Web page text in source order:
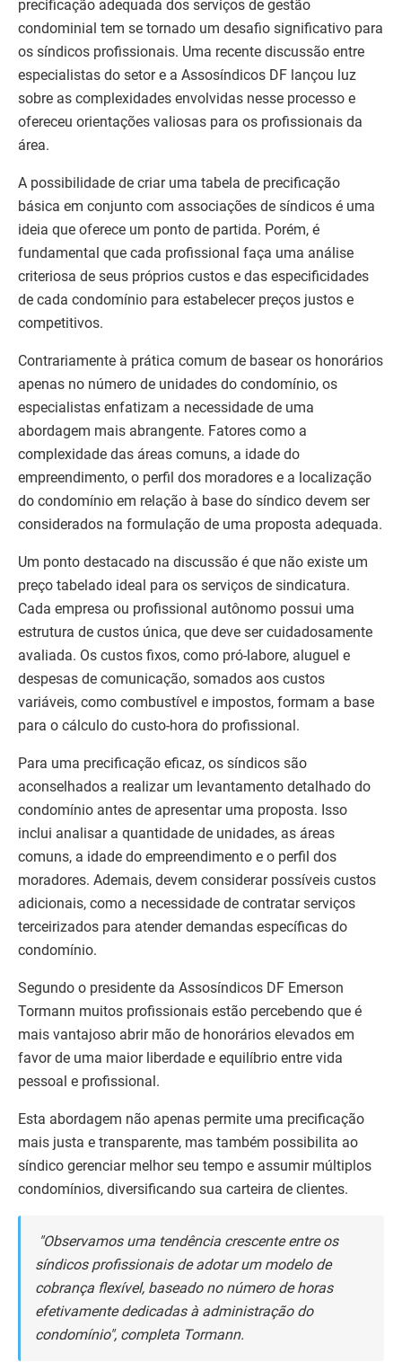
precificação adequada dos serviços de gestão
condominial tem se tornado um desafio significativo para
os síndicos profissionais. Uma recente discussão entre
especialistas do setor e a Assosíndicos DF lançou luz
sobre as complexidades envolvidas nesse processo e
ofereceu orientações valiosas para os profissionais da
área.
A possibilidade de criar uma tabela de precificação
básica em conjunto com associações de síndicos é uma
ideia que oferece um ponto de partida. Porém, é
fundamental que cada profissional faça uma análise
criteriosa de seus próprios custos e das especificidades
de cada condomínio para estabelecer preços justos e
competitivos.
Contrariamente à prática comum de basear os honorários
apenas no número de unidades do condomínio, os
especialistas enfatizam a necessidade de uma
abordagem mais abrangente. Fatores como a
complexidade das áreas comuns, a idade do
empreendimento, o perfil dos moradores e a localização
do condomínio em relação à base do síndico devem ser
considerados na formulação de uma proposta adequada.
Um ponto destacado na discussão é que não existe um
preço tabelado ideal para os serviços de sindicatura.
Cada empresa ou profissional autônomo possui uma
estrutura de custos única, que deve ser cuidadosamente
avaliada. Os custos fixos, como pró-labore, aluguel e
despesas de comunicação, somados aos custos
variáveis, como combustível e impostos, formam a base
para o cálculo do custo-hora do profissional.
Para uma precificação eficaz, os síndicos são
aconselhados a realizar um levantamento detalhado do
condomínio antes de apresentar uma proposta. Isso
inclui analisar a quantidade de unidades, as áreas
comuns, a idade do empreendimento e o perfil dos
moradores. Ademais, devem considerar possíveis custos
adicionais, como a necessidade de contratar serviços
terceirizados para atender demandas específicas do
condomínio.
Segundo o presidente da Assosíndicos DF Emerson
Tormann muitos profissionais estão percebendo que é
mais vantajoso abrir mão de honorários elevados em
favor de uma maior liberdade e equilíbrio entre vida
pessoal e profissional.
Esta abordagem não apenas permite uma precificação
mais justa e transparente, mas também possibilita ao
síndico gerenciar melhor seu tempo e assumir múltiplos
condomínios, diversificando sua carteira de clientes.
"Observamos uma tendência crescente entre os
síndicos profissionais de adotar um modelo de
cobrança flexível, baseado no número de horas
efetivamente dedicadas à administração do
condomínio", completa Tormann.